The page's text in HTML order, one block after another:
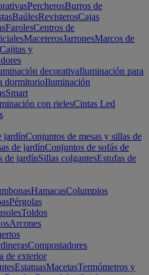
PercherosBurros de
BaúlesRevisterosCajas
FarolesCentros de
MaceterosJarronesMarcos de
Cajitas y
decorativaIluminación para
dormitorioIluminación
Smart
con rielesCintas Led
jardínConjuntos de mesas y sillas de
de jardínConjuntos de sofás de
de jardínSillas colgantesEstufas de
HamacasColumpios
Pérgolas
Toldos
Arcones
Compostadores
de exterior
EstatuasMacetasTermómetros y